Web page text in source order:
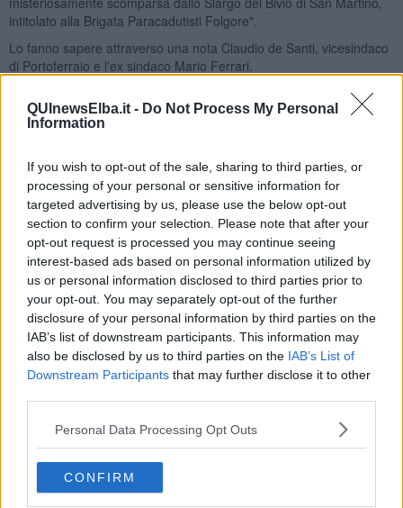
QUInewsElba.it - Do Not Process My Personal
Information
If you wish to opt-out of the sale, sharing to third parties, or
processing of your personal or sensitive information for
targeted advertising by us, please use the below opt-out
section to confirm your selection. Please note that after your
opt-out request is processed you may continue seeing
interest-based ads based on personal information utilized by
us or personal information disclosed to third parties prior to
your opt-out. You may separately opt-out of the further
disclosure of your personal information by third parties on the
IAB’s list of downstream participants. This information may
also be disclosed by us to third parties on the IAB’s List of
Downstream Participants that may further disclose it to other
Personal Data Processing Opt Outs
CONFIRM
intitolato alla Brigata Paracadutisti Folgore".
Lo fanno sapere attraverso una nota Claudio de Santi, vicesindaco
di Portoferraio e l'ex sindaco Mario Ferrari.
e il suo ex assessore, oggi vicesindaco della giunta Nocentini,
Claudio de Santi, avevano consegnato alla amministrazione Zini
una copia della targa marmorea, riacquistata a loro spese, che
però non era stata rimessa al suo posto ma era andata perduta nei
meandri degli uffici di Palazzo della Biscotteria, si legge nella nota.
Dopo l’insediamento della nuova amministrazione, la targa era
stata recuperata dal vicesindaco De Santi, ma – ancora imballata
nella sua confezione originale – era risultata deteriorata e spezzata
in due parti.
Ripresa in consegna da Mario Ferrari ed affidata alle cure di un
artigiano del marmo, la targa è stata aggiustata e finalmente
riposizionata dagli operai del Comune di Portoferraio nella sua
sede originale.
“Mi aspettavo che ci pensasse l’amministrazione Zini a rimettere le
cose a posto – ha commentato Mario Ferrari - anche perché il
sindaco uscente ha avuto l’onore di calzare il basco amaranto
durante il servizio militare di leva. Senza polemica, le cose non
sono andate così, può succedere. Ora tutto è stato rimesso al suo